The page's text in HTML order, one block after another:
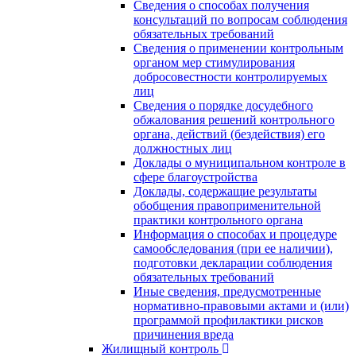
Сведения о способах получения
консультаций по вопросам соблюдения
обязательных требований
Сведения о применении контрольным
органом мер стимулирования
добросовестности контролируемых
лиц
Сведения о порядке досудебного
обжалования решений контрольного
органа, действий (бездействия) его
должностных лиц
Доклады о муниципальном контроле в
сфере благоустройства
Доклады, содержащие результаты
обобщения правоприменительной
практики контрольного органа
Информация о способах и процедуре
самообследования (при ее наличии),
подготовки декларации соблюдения
обязательных требований
Иные сведения, предусмотренные
нормативно-правовыми актами и (или)
программой профилактики рисков
причинения вреда
Жилищный контроль